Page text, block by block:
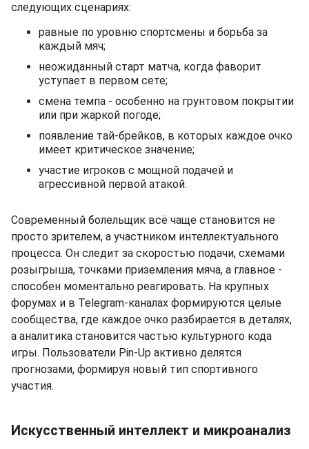
следующих сценариях:
равные по уровню спортсмены и борьба за
каждый мяч;
неожиданный старт матча, когда фаворит
уступает в первом сете;
смена темпа - особенно на грунтовом покрытии
или при жаркой погоде;
появление тай-брейков, в которых каждое очко
имеет критическое значение;
участие игроков с мощной подачей и
агрессивной первой атакой.
Современный болельщик всё чаще становится не
просто зрителем, а участником интеллектуального
процесса. Он следит за скоростью подачи, схемами
розыгрыша, точками приземления мяча, а главное -
способен моментально реагировать. На крупных
форумах и в Telegram-каналах формируются целые
сообщества, где каждое очко разбирается в деталях,
а аналитика становится частью культурного кода
игры. Пользователи Pin-Up активно делятся
прогнозами, формируя новый тип спортивного
участия.
Искусственный интеллект и микроанализ